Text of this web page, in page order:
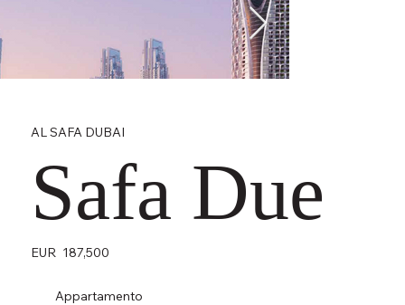
Safa Due
Appartamento
187,500
EUR
AL SAFA DUBAI